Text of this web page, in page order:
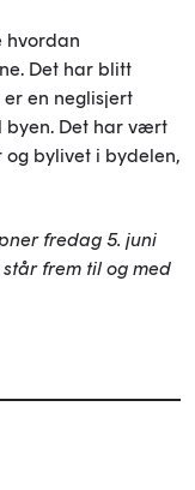
hvordan
Det har blitt
en neglisjert
byen. Det har vært
og bylivet i bydelen,
fredag 5. juni
frem til og med